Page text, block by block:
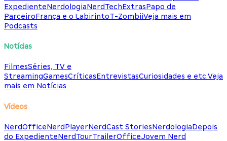
ExpedienteNerdologiaNerdTechExtrasPapo de
ParceiroFrança e o LabirintoT-ZombiiVeja mais em
Podcasts
Notícias
FilmesSéries, TV e
StreamingGamesCríticasEntrevistasCuriosidades e etc.Veja
mais em Notícias
Vídeos
NerdOfficeNerdPlayerNerdCast StoriesNerdologiaDepois
do ExpedienteNerdTourTrailerOfficeJovem Nerd